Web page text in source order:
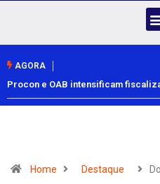
AGORA
Procon e OAB intensificam
Pais
Home Destaque